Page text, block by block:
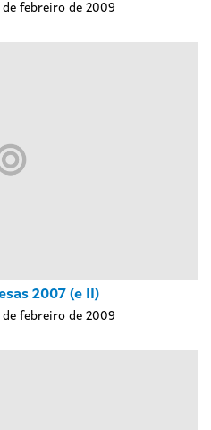
de febreiro de 2009
2007 (e II)
de febreiro de 2009